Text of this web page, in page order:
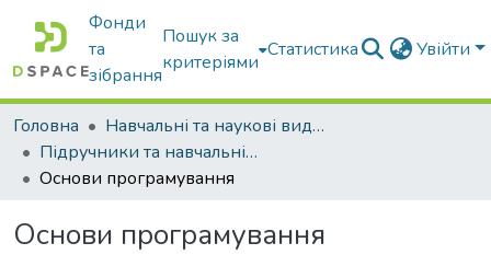
Фонди
та
зібрання
Пошук за
критеріями
Статистика Увійти
Головна
Навчальні та наукові видання
Підручники та навчальні посібники
Основи програмування
Основи програмування